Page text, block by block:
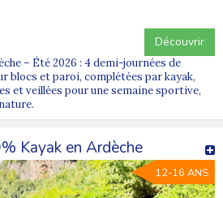
Découvrir
– Été 2026 : 4 demi-journées de
blocs et paroi, complétées par kayak,
et veillées pour une semaine sportive,
Kayak en Ardèche
12-16 ANS